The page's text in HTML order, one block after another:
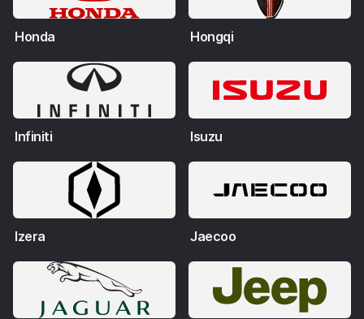
Honda Hongqi
Infiniti Isuzu
Izera Jaecoo